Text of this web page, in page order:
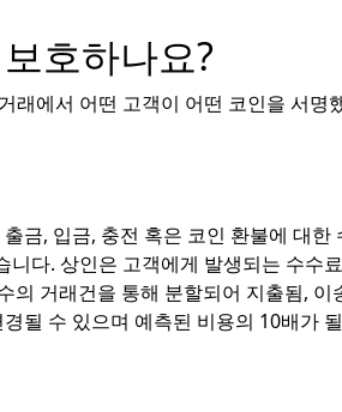
호하나요?
래에서 어떤 고객이 어떤 코인을 서명
금, 입금, 충전 혹은 코인 환불에 대한
다. 상인은 고객에게 발생되는 수수
거래건을 통해 분할되어 지출됨,
될 수 있으며 예측된 비용의 10배가